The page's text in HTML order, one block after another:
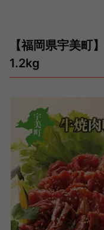
【福岡県宇美町
1.2kg